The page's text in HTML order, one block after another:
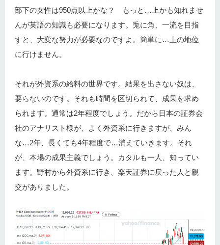
部下の女性は950点以上かな？ もっと…上かも知れませ
んが英語の知識も必要になります。兎に角、一流を目指
すと、大変な努力が必要なのですよ。簡単に…上の地位
に行けません。
それが外資系の給料の世界です。結果を出さない奴は、
要らないのです。それも時間を区切られて、成果を求め
られます。通常は2年程度でしょう。だから日本の証券会
社のアナリスト様が、よく外資系に行きますが、みん
な…2年、長くても4年程度で…消えていきます。それ
が、本場の成果主義でしょう。カタルも一人、知ってい
ます。野村から外資系に行き、楽天証券に戻った人と親
交がありました。